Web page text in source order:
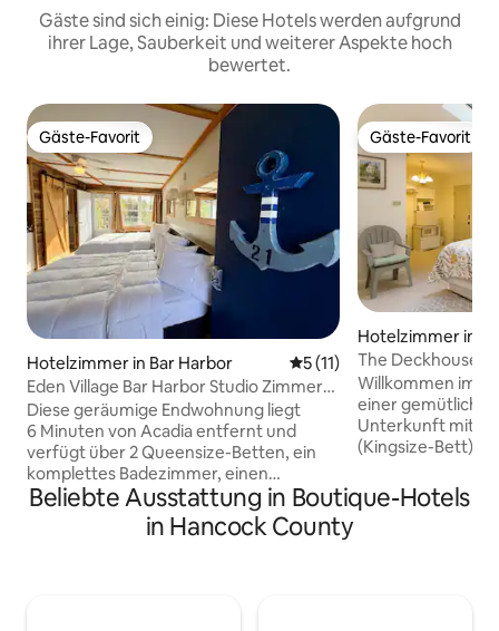
Gäste sind sich einig: Diese Hotels werden aufgrund
ihrer Lage, Sauberkeit und weiterer Aspekte hoch
bewertet.
Gäste-Favorit
Gäste-Favorit
Hotelzimmer in Bar Harbor Durchschnittliche
5 (11)
Eden Village Bar Harbor Studio Zimmer
21 Schlafplätze 4-5
Diese geräumige Endwohnung liegt
6 Minuten von Acadia entfernt und
verfügt über 2 Queensize-Betten, ein
komplettes Badezimmer, einen
Kühlschrank mit Gefrierfach, eine
Mikrowelle und eine Keurig-
Kaffeemaschine. Das Badezimmer
Gäste-Favorit
Gäste-Favorit
Hotelzimmer in
The Deckhouse –
Willkommen im
einer
Unterkunft mit
(Kingsize-Bett)
von Stonington,
Autofahrt von
Beliebte Ausstattung in Boutique-Hotels
in Hancock County